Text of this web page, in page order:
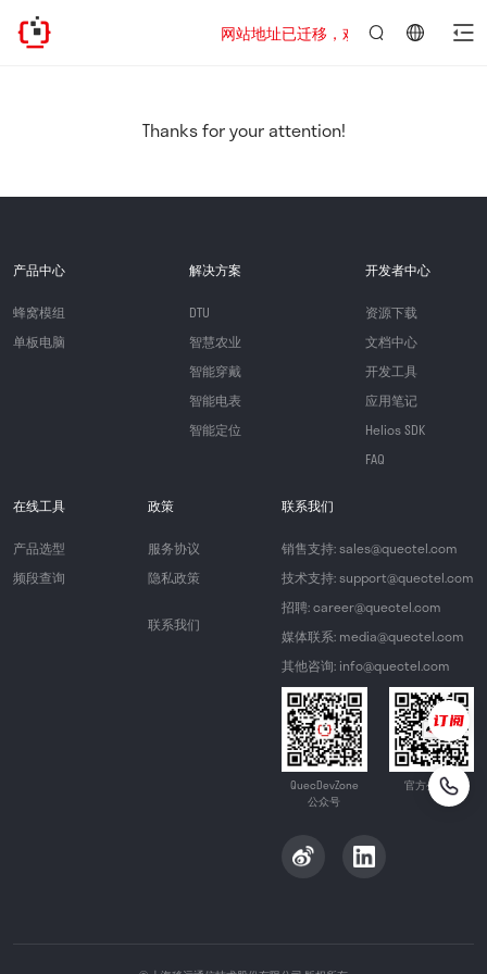
网站地址已迁移，欢迎访问新址：
Thanks for your attention!
产品中心
蜂窝模组
单板电脑
解决方案
DTU
智慧农业
智能穿戴
智能电表
智能定位
开发者中心
资源下载
文档中心
开发工具
应用笔记
Helios SDK
FAQ
在线工具
产品选型
频段查询
政策
服务协议
隐私政策
联系我们
联系我们
销售支持: sales@quectel.com
技术支持: support@quectel.com
招聘: career@quectel.com
媒体联系: media@quectel.com
其他咨询: info@quectel.com
QuecDevZone
公众号
官方公众号